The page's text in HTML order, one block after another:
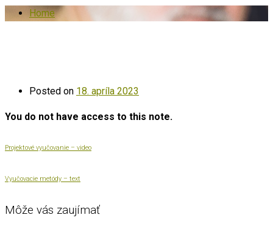
Home
Posted on 18. apríla 2023
You do not have access to this note.
Projektové vyučovanie – video
Vyučovacie metódy – text
Môže vás zaujímať